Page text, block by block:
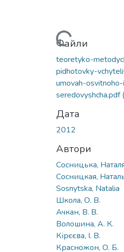
Вантажиться...
Файли
teoretyko-
pidhotovky-
umovah-
seredovyshcha.pdf
Дата
2012
Автори
Сосницька,
Сосницкая,
Sosnytska, Natalia
Школа, О. В.
Ачкан, В. В.
Волошина, А. К.
Кірєєва, І. В.
Красножон, О. Б.